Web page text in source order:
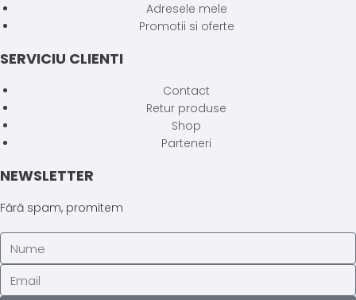
Adresele mele
Promotii si oferte
SERVICIU CLIENTI
Contact
Retur produse
Shop
Parteneri
NEWSLETTER
Fără spam, promitem